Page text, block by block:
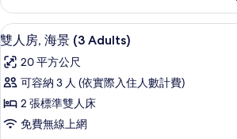
1
Child)
的
所
有
相
片
房,
海
景
Adults
+
Child)
的
顯
示
雙
人
房,
海
高級寢具、
6
雙人房, 海景 (3 Adults)
20 平方公尺
可容納 3 人 (依實際入住人數計費)
2 張標準雙人床
免費無線上網